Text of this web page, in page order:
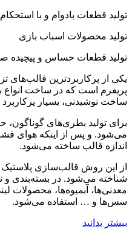
تولید قطعات بادوام و با
تولید محصولات اسباب بازی
تولید قطعات حساس و پیچیده
یکی از پرکاربردترین قالب‌های
پریفرم است که در ساخت
ساخت نوشیدنی، بسیار
برای تولید بطری‌های گوناگون،
می‌شود. و پس از اینکه هوای
اندازه قالب ساخته می‌شود.
از این روش قالب‌سازی پلاستیک
شناخته می‌شود. در بسته‌بندی و
معدنی‌ها، آبمیوه‌ها، محصولات
سس‌ها و … استفاده می‌شود.
بیشتر بدانید